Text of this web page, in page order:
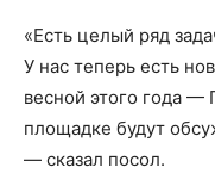
«Есть целый ряд
У нас теперь есть
весной этого года —
площадке будут
— сказал посол.